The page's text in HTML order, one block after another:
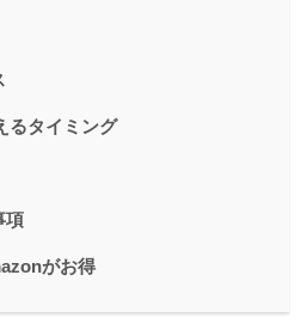
るタイミング
項
がお得